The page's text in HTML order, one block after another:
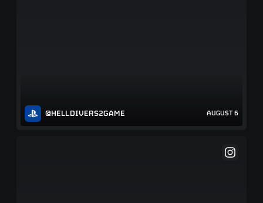
@HELLDIVERS2GAME AUGUST 6